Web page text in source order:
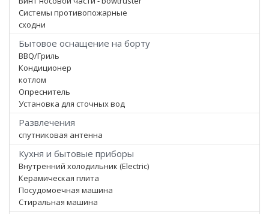
Системы противопожарные
сходни
Бытовое оснащение на борту
BBQ/Гриль
Кондиционер
котлом
Опреснитель
Установка для сточных вод
Развлечения
спутниковая антенна
Кухня и бытовые приборы
Внутренний холодильник (Electric)
Керамическая плита
Посудомоечная машина
Стиральная машина